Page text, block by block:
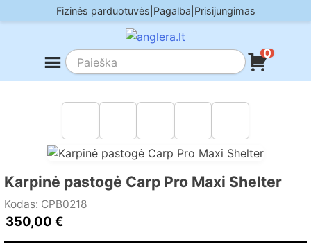
to
Fizinės parduotuvės Pagalba Prisijungimas
0
Karpinė pastogė Carp Pro Maxi Shelter
Kodas: CPB0218
350,00 €